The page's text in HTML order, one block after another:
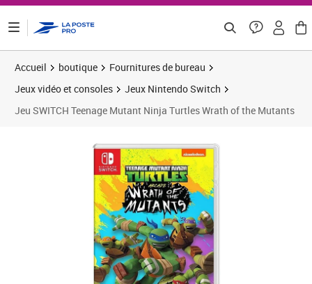
Accueil boutique
Fournitures de bureau
Jeux vidéo et consoles
Jeux Nintendo Switch
Jeu SWITCH Teenage Mutant Ninja Turtles Wrath of the Mutants